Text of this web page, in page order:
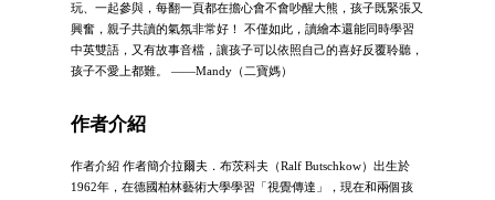
玩、一起參與，每翻一頁都在擔心會不會吵醒大熊，孩子既緊張又
興奮，親子共讀的氣氛非常好！ 不僅如此，讀繪本還能同時學習
中英雙語，又有故事音檔，讓孩子可以依照自己的喜好反覆聆聽，
孩子不愛上都難。 ——Mandy（二寶媽）
作者介紹
作者介紹 作者簡介拉爾夫．布茨科夫（Ralf Butschkow）出生於
1962年，在德國柏林藝術大學學習「視覺傳達」，現在和兩個孩